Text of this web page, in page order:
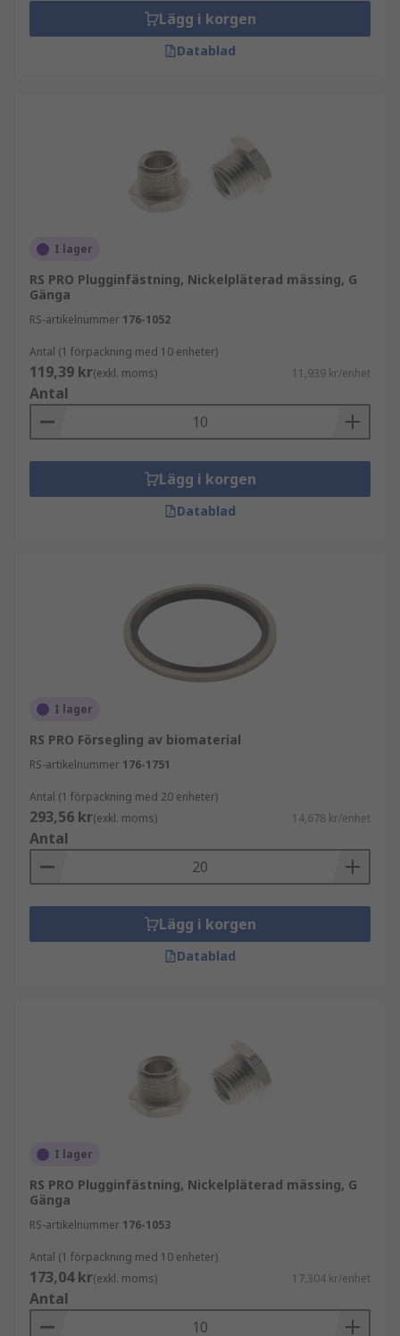
Lägg i korgen
Datablad
I lager
RS PRO Plugginfästning, Nickelpläterad mässing, G
Gänga
RS-artikelnummer 176-1052
Antal (1 förpackning med 10 enheter)
119,39 kr(exkl. moms) 11,939 kr/enhet
Antal
Lägg i korgen
Datablad
I lager
RS PRO Försegling av biomaterial
RS-artikelnummer 176-1751
Antal (1 förpackning med 20 enheter)
293,56 kr(exkl. moms) 14,678 kr/enhet
Antal
Lägg i korgen
Datablad
I lager
RS PRO Plugginfästning, Nickelpläterad mässing, G
Gänga
RS-artikelnummer 176-1053
Antal (1 förpackning med 10 enheter)
173,04 kr(exkl. moms) 17,304 kr/enhet
Antal